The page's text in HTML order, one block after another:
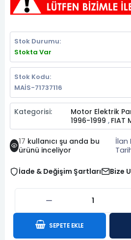
Stok Durumu:
Stokta Var
Stok Kodu:
MAİS-71737116
Kategorisi: Motor Elektrik
1996-1999 , FIAT
17 kullanıcı şu anda bu
ürünü inceliyor
İlan
İade & Değişim Şartları Bize
SEPETE EKLE